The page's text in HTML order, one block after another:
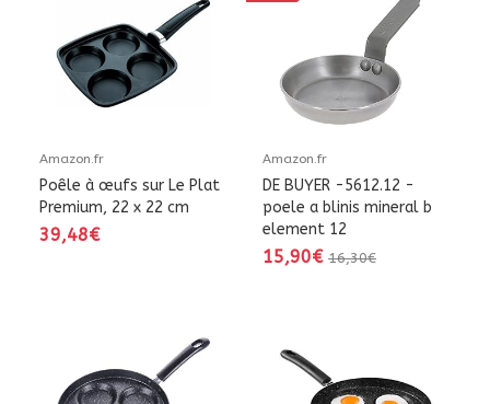
Amazon.fr
Poêle à œufs sur Le Plat
Premium, 22 x 22 cm
39,48€
Amazon.fr
DE BUYER -5612.12 -
poele a blinis mineral b
element 12
15,90€ 16,30€